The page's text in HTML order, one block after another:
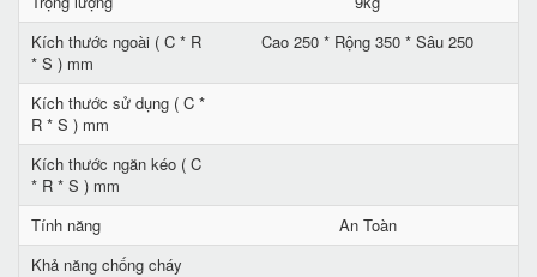
Kích thước ngoài ( C * R
* S ) mm
Cao 250 * Rộng 350 * Sâu 250
Kích thước sử dụng ( C *
R * S ) mm
Kích thước ngăn kéo ( C
* R * S ) mm
Tính năng
An Toàn
Khả năng chống cháy